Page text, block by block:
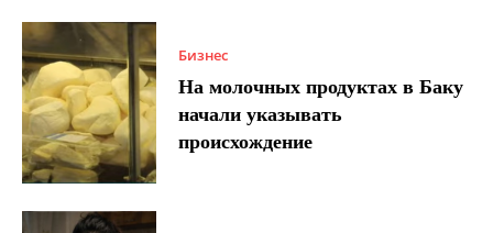
Бизнес
На молочных продуктах в Баку
начали указывать
происхождение